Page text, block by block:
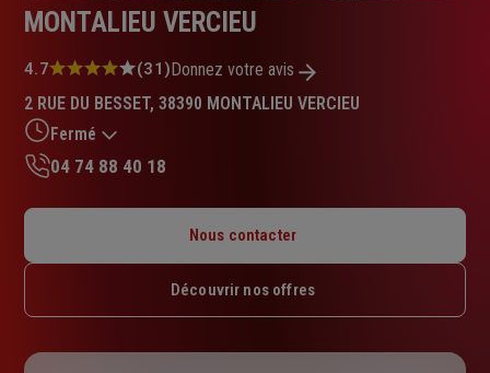
MONTALIEU VERCIEU
Note
4.7
sur
5
étoiles
4.7 (31)Donnez votre avis
2 RUE DU BESSET, 38390 MONTALIEU VERCIEU
Fermé
Mardi : 09h – 12h30 / 14h – 18h
Jeudi : 09h – 12h30 / 13h30 – 18h
Dimanche : Fermé
04 74 88 40 18
Nous contacter
Découvrir nos offres